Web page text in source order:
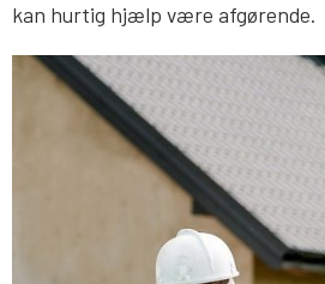
kan hurtig hjælp være afgørende.